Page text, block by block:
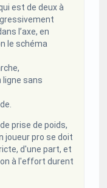
est de deux à
l’axe, en
le schéma
sans
prise de poids,
joueur pro se doit
d'une part, et
à l'effort durent